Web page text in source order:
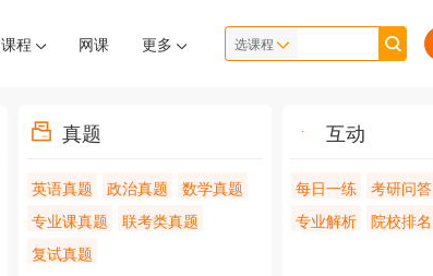
课程 网课 更多 选课程
真题
英语真题 政治真题
数学真题
专业课真题
联考类真题
复试真题
互动
每日一练 考研问答
专业解析
院校排名